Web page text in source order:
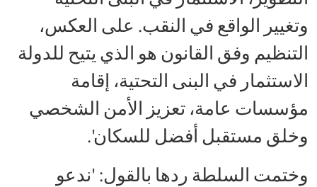
وتغيير الواقع في النقب. على العكس،
التنظيم وفق القانون هو الذي يتيح للدولة
الاستثمار في البنى التحتية، إقامة
مؤسسات عامة، تعزيز الأمن الشخصي
وخلق مستقبل أفضل للسكان'.
وختمت السلطة ردها بالقول: 'ندعو